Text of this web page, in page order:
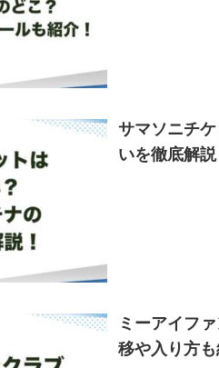
サマソニチ
いを徹底解説
ミーアイフ
移や入り方も